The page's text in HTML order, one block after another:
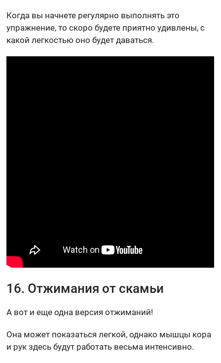
Когда вы начнете регулярно выполнять это
упражнение, то скоро будете приятно удивлены, с
какой легкостью оно будет даваться.
16. Отжимания от скамьи
А вот и еще одна версия отжиманий!
Она может показаться легкой, однако мышцы кора
и рук здесь будут работать весьма интенсивно.